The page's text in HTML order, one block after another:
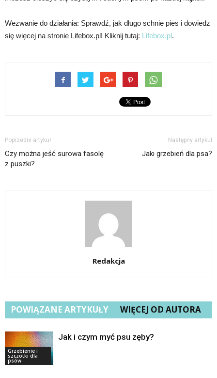
Wezwanie do działania: Sprawdź, jak długo schnie pies i dowiedz
się więcej na stronie Lifebox.pl! Kliknij tutaj: Lifebox.pl.
Poprzedni artykuł
Czy można jeść surowa fasolę
z puszki?
Następny artykuł
Jaki grzebień dla psa?
Redakcja
POWIĄZANE ARTYKUŁY WIĘCEJ OD AUTORA
Grzebienie i
szczotki dla
psów
Jak i czym myć psu zęby?